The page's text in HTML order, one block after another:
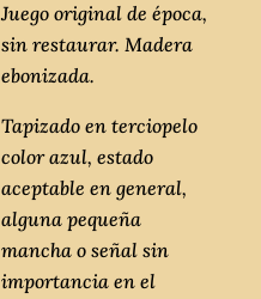
Juego original de época,
sin restaurar. Madera
ebonizada.
Tapizado en terciopelo
color azul, estado
aceptable en general,
alguna pequeña
mancha o señal sin
importancia en el